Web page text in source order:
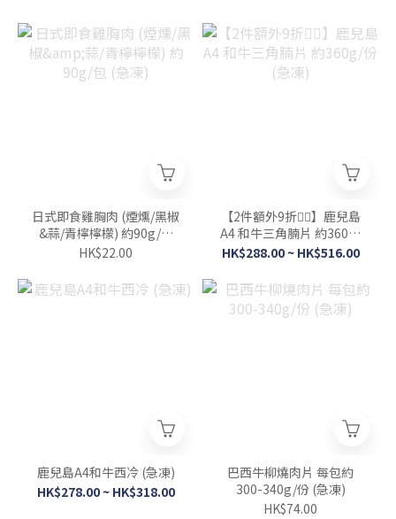
日式即食雞胸肉 (煙燻/黑椒
&蒜/青檸檸檬) 約90g/包
(急凍)
HK$22.00
【2件額外9折👍🏻】鹿兒島
A4 和牛三角腩片 約360g/
份 (急凍)
HK$288.00 ~ HK$516.00
鹿兒島A4和牛西冷 (急凍)
HK$278.00 ~ HK$318.00
巴西牛柳燒肉片 每包約
300-340g/份 (急凍)
HK$74.00